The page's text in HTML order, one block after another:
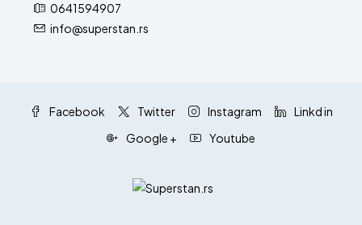
0641594907
info@superstan.rs
Facebook Twitter Instagram
Linkd in
Google +
Youtube